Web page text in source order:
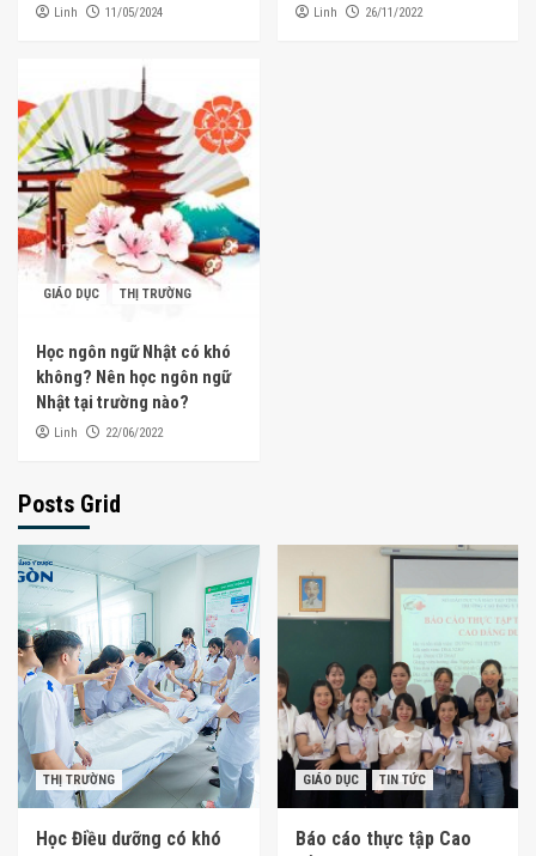
Mẹ bỉm uống trà sữa được không?
Linh 11/05/2024 Linh 26/11/2022
GIÁO DỤC THỊ TRƯỜNG
Học ngôn ngữ Nhật có khó
không? Nên học ngôn ngữ
Nhật tại trường nào?
Linh 22/06/2022
Posts Grid
THỊ TRƯỜNG
Học Điều dưỡng có khó
GIÁO DỤC TIN TỨC
Báo cáo thực tập Cao